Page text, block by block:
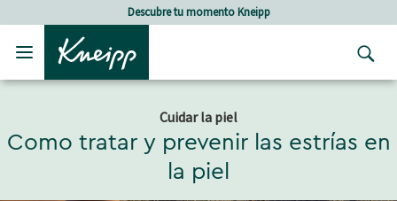
Skip to main content
Skip to footer contentDescubre tu momento Kneipp
Cuidar la piel
Como tratar y prevenir las estrías en
la piel